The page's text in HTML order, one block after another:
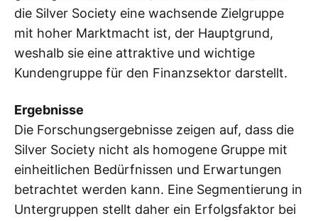
die Silver Society eine wachsende Zielgruppe
mit hoher Marktmacht ist, der Hauptgrund,
weshalb sie eine attraktive und wichtige
Kundengruppe für den Finanzsektor darstellt.
Ergebnisse
Die Forschungsergebnisse zeigen auf, dass die
Silver Society nicht als homogene Gruppe mit
einheitlichen Bedürfnissen und Erwartungen
betrachtet werden kann. Eine Segmentierung in
Untergruppen stellt daher ein Erfolgsfaktor bei